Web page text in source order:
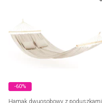
-60%
Hamak dwuosobowy z poduszkami